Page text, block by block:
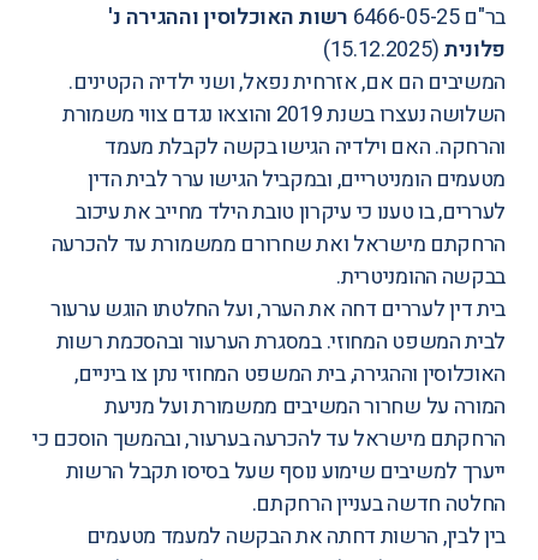
בר"ם 6466-05-25
רשות האוכלוסין וההגירה נ'
פלונית(15.12.2025)
המשיבים הם אם, אזרחית נפאל, ושני ילדיה הקטינים.
השלושה נעצרו בשנת 2019 והוצאו נגדם צווי משמורת
והרחקה. האם וילדיה הגישו בקשה לקבלת מעמד
מטעמים הומניטריים, ובמקביל הגישו ערר לבית הדין
לעררים, בו טענו כי עיקרון טובת הילד מחייב את עיכוב
הרחקתם מישראל ואת שחרורם ממשמורת עד להכרעה
בבקשה ההומניטרית.
בית דין לעררים דחה את הערר, ועל החלטתו הוגש ערעור
לבית המשפט המחוזי. במסגרת הערעור ובהסכמת רשות
האוכלוסין וההגירה, בית המשפט המחוזי נתן צו ביניים,
המורה על שחרור המשיבים ממשמורת ועל מניעת
הרחקתם מישראל עד להכרעה בערעור, ובהמשך הוסכם כי
ייערך למשיבים שימוע נוסף שעל בסיסו תקבל הרשות
החלטה חדשה בעניין הרחקתם.
בין לבין, הרשות דחתה את הבקשה למעמד מטעמים